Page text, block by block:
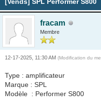
fracam
Membre
12-17-2025, 11:30 AM (Modification du
Type : amplificateur
Marque : SPL
Modèle : Performer S800